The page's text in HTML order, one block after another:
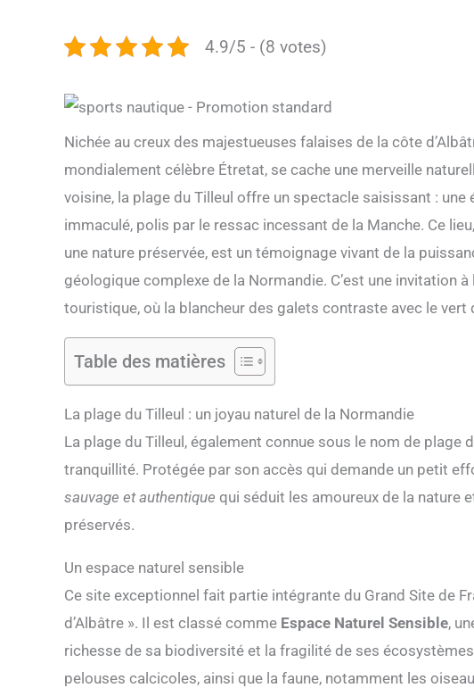
4.9/5 - (8 votes)
Nichée au creux des majestueuses falaises de la côte
mondialement célèbre Étretat, se cache une merveille
voisine, la plage du Tilleul offre un spectacle saisissant : une
immaculé, polis par le ressac incessant de la Manche. Ce
une nature préservée, est un témoignage vivant de la
géologique complexe de la Normandie. C’est une invitation
touristique, où la blancheur des galets contraste avec le vert
Table des matières
La plage du Tilleul : un joyau naturel de la Normandie
La plage du Tilleul, également connue sous le nom de plage
tranquillité. Protégée par son accès qui demande un petit
sauvage et authentique qui séduit les amoureux de la nature
préservés.
Un espace naturel sensible
Ce site exceptionnel fait partie intégrante du Grand Site de
d’Albâtre ». Il est classé comme Espace Naturel Sensible,
richesse de sa biodiversité et la fragilité de ses
pelouses calcicoles, ainsi que la faune, notamment les